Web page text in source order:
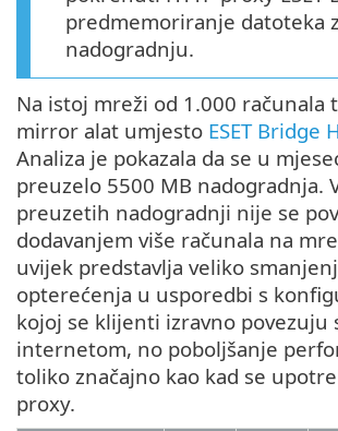
predmemoriranje datoteka
nadogradnju.
Na istoj mreži od 1.000 računala
mirror alat umjesto ESET Bridge
Analiza je pokazala da se u
preuzelo 5500 MB nadogradnja.
preuzetih nadogradnji nije se
dodavanjem više računala na
uvijek predstavlja veliko
opterećenja u usporedbi s
kojoj se klijenti izravno povezuju
internetom, no poboljšanje
toliko značajno kao kad se
proxy.